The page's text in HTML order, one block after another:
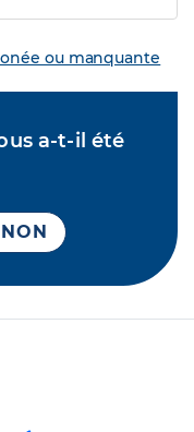
ou manquante
a-t-il été
NON